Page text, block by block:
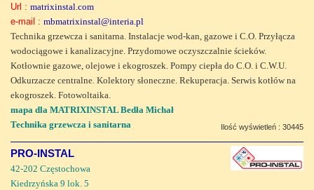
Url : matrixinstal.com
e-mail : mbmatrixinstal@interia.pl
Technika grzewcza i sanitarna. Instalacje wod-kan, gazowe i C.O. Przyłącza
wodociągowe i kanalizacyjne. Przydomowe oczyszczalnie ścieków.
Kotłownie gazowe, olejowe i ekogroszek. Pompy ciepła do C.O. i C.W.U.
Odkurzacze centralne. Kolektory słoneczne. Rekuperacja. Serwis kotłów na
ekogroszek. Fotowoltaika.
mapa dla MATRIXINSTAL Bedła Michał
Technika grzewcza i sanitarna
Ilość wyświetleń : 30445
PRO-INSTAL
42-202 Częstochowa
Kiedrzyńska 9 lok. 5